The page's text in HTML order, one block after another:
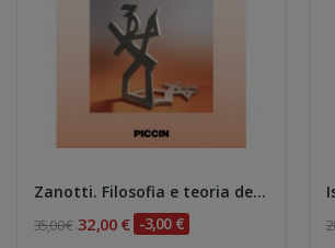
Zanotti. Filosofia e teoria del nursing nella...
35,00 € 32,00 € -3,00 €